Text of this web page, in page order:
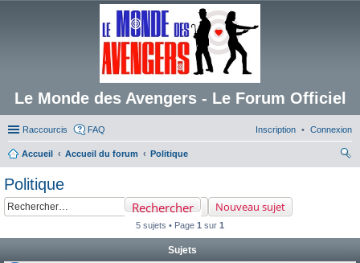
Le Monde des Avengers - Le Forum Officiel
Raccourcis FAQ Connexion
Inscription
Accueil Accueil du forum
Politique
Politique
Nouveau sujet
Rechercher
5 sujets • Page 1 sur 1
Sujets